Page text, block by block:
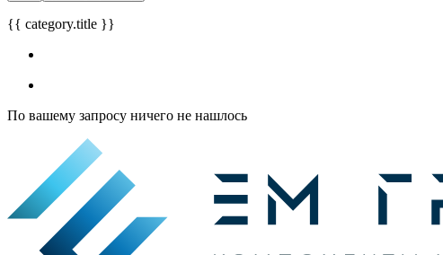
{{ category.title }}
По вашему запросу ничего не нашлось